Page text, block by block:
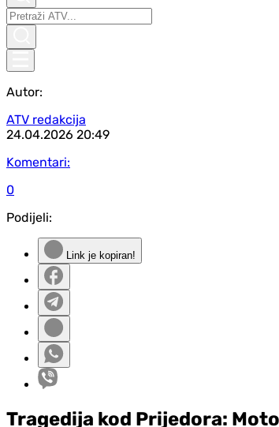
Autor:
ATV redakcija
24.04.2026 20:49
Komentari:
0
Podijeli:
Link je kopiran!
Tragedija kod Prijedora: